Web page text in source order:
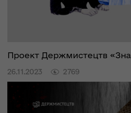
Проект Держмистецтв
26.11.2023 2769